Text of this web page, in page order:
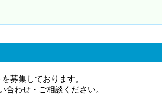
募集しております。
わせ・ご相談ください。